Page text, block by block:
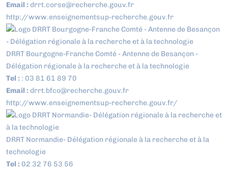
Email : drrt.corse@recherche.gouv.fr
http://www.enseignementsup-recherche.gouv.fr
DRRT Bourgogne-Franche Comté - Antenne de Besançon -
Délégation régionale à la recherche et à la technologie
Tel : : 03 81 61 89 70
Email : drrt.bfco@recherche.gouv.fr
http://www.enseignementsup-recherche.gouv.fr/
DRRT Normandie- Délégation régionale à la recherche et à la
technologie
Tel : 02 32 76 53 56